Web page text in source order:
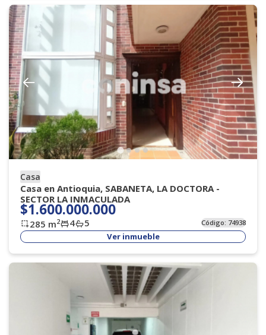
Casa
Casa en Antioquia, SABANETA, LA DOCTORA -
SECTOR LA INMACULADA
$1.600.000.000
285 m2 4 5 Código: 74938
Ver inmueble